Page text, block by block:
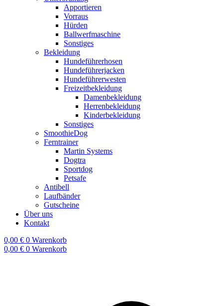
Apportieren
Vorraus
Hürden
Ballwerfmaschine
Sonstiges
Bekleidung
Hundeführerhosen
Hundeführerjacken
Hundeführerwesten
Freizeitbekleidung
Damenbekleidung
Herrenbekleidung
Kinderbekleidung
Sonstiges
SmoothieDog
Ferntrainer
Martin Systems
Dogtra
Sportdog
Petsafe
Antibell
Laufbänder
Gutscheine
Über uns
Kontakt
0,00 € 0 Warenkorb
0,00 € 0 Warenkorb